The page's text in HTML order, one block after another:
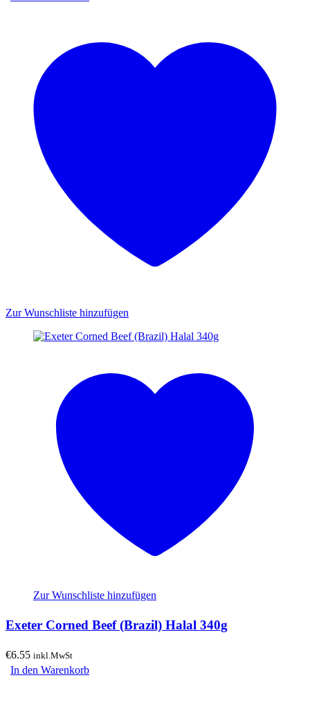
Zur Wunschliste hinzufügen
Zur Wunschliste hinzufügen
Exeter Corned Beef (Brazil) Halal 340g
€6.55 inkl.MwSt
In den Warenkorb